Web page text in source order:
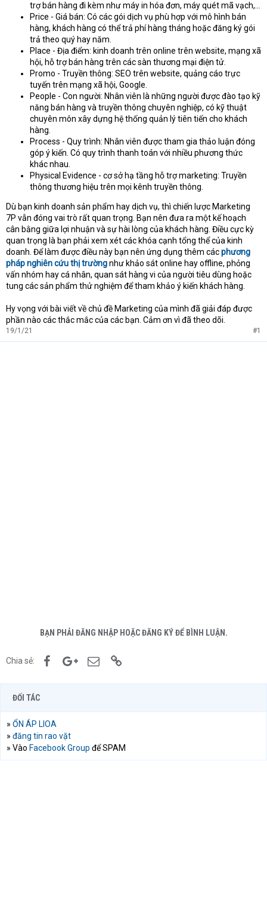
trợ bán hàng đi kèm như máy in hóa đơn, máy quét mã vạch,...
Price - Giá bán: Có các gói dịch vụ phù hợp với mô hình bán
hàng, khách hàng có thể trả phí hàng tháng hoặc đăng ký gói
trả theo quý hay năm.
Place - Địa điểm: kinh doanh trên online trên website, mạng xã
hội, hỗ trợ bán hàng trên các sàn thương mại điện tử.
Promo - Truyền thông: SEO trên website, quảng cáo trực
tuyến trên mạng xã hội, Google.
People - Con người: Nhân viên là những người được đào tạo kỹ
năng bán hàng và truyền thông chuyên nghiệp, có kỹ thuật
chuyên môn xây dựng hệ thống quản lý tiên tiến cho khách
hàng.
Process - Quy trình: Nhân viên được tham gia thảo luận đóng
góp ý kiến. Có quy trình thanh toán với nhiều phương thức
khác nhau.
Physical Evidence - cơ sở hạ tầng hỗ trợ marketing: Truyền
thông thương hiệu trên mọi kênh truyền thông.
Dù bạn kinh doanh sản phẩm hay dịch vụ, thì chiến lược Marketing
7P vẫn đóng vai trò rất quan trọng. Bạn nên đưa ra một kế hoạch
cân bằng giữa lợi nhuận và sự hài lòng của khách hàng. Điều cực kỳ
quan trọng là bạn phải xem xét các khóa cạnh tổng thể của kinh
doanh. Để làm được điều này bạn nên ứng dụng thêm cácphương
pháp nghiên cứu thị trườngnhư khảo sát online hay offline, phỏng
vấn nhóm hay cá nhân, quan sát hàng vi của người tiêu dùng hoặc
tung các sản phẩm thử nghiệm để tham khảo ý kiến khách hàng.
Hy vọng với bài viết về chủ đề Marketing của mình đã giải đáp được
phần nào các thắc mắc của các bạn. Cảm ơn vì đã theo dõi.
19/1/21 #1
BẠN PHẢI ĐĂNG NHẬP HOẶC ĐĂNG KÝ ĐỂ BÌNH LUẬN.
Chia sẻ: FacebookGoogle+Email
ĐỐI TÁC
» ỔN ÁP LIOA
» đăng tin rao vặt
» Vào Facebook Group để SPAM